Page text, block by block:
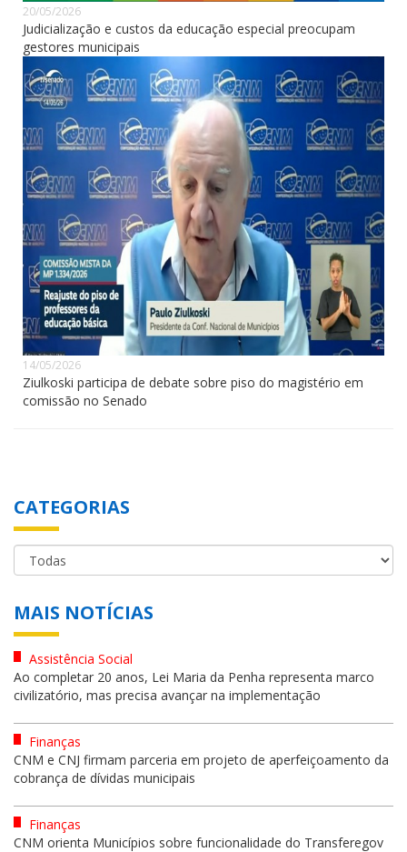
20/05/2026
Judicialização e custos da educação especial preocupam
gestores municipais
14/05/2026
Ziulkoski participa de debate sobre piso do magistério em
comissão no Senado
CATEGORIAS
MAIS NOTÍCIAS
Assistência Social
Ao completar 20 anos, Lei Maria da Penha representa marco
civilizatório, mas precisa avançar na implementação
Finanças
CNM e CNJ firmam parceria em projeto de aperfeiçoamento da
cobrança de dívidas municipais
Finanças
CNM orienta Municípios sobre funcionalidade do Transferegov